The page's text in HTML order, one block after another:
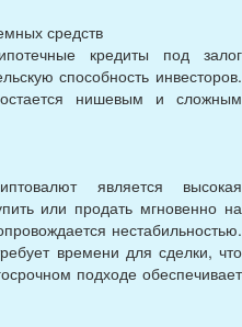
средств
кредиты под залог
способность инвесторов.
остается нишевым и сложным
является высокая
или продать мгновенно на
нестабильностью.
времени для сделки, что
подходе обеспечивает